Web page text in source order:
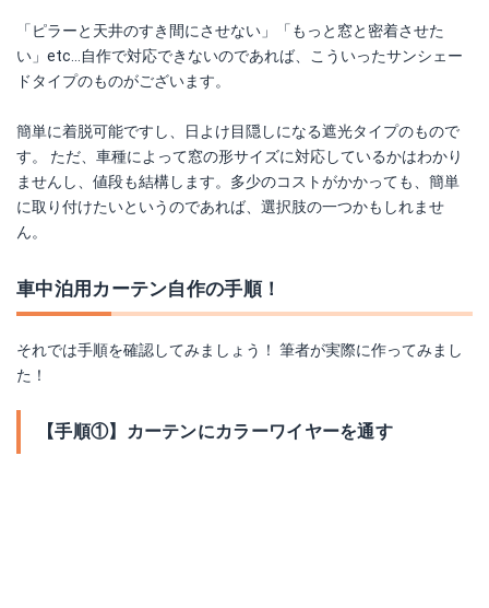
「ピラーと天井のすき間にさせない」「もっと窓と密着させた
い」etc...自作で対応できないのであれば、こういったサンシェー
ドタイプのものがございます。
簡単に着脱可能ですし、日よけ目隠しになる遮光タイプのもので
す。 ただ、車種によって窓の形サイズに対応しているかはわかり
ませんし、値段も結構します。多少のコストがかかっても、簡単
に取り付けたいというのであれば、選択肢の一つかもしれませ
ん。
車中泊用カーテン自作の手順！
それでは手順を確認してみましょう！ 筆者が実際に作ってみまし
た！
【手順①】カーテンにカラーワイヤーを通す